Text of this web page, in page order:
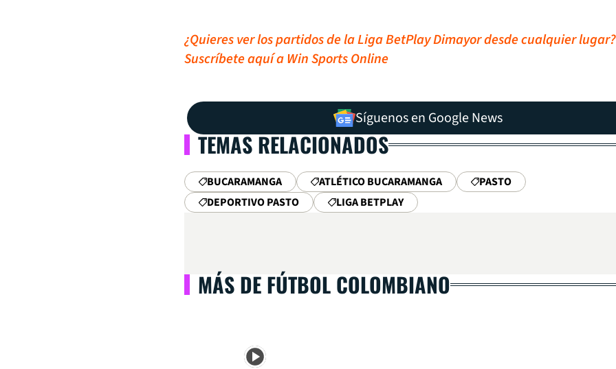
¿Quieres ver los partidos de la Liga BetPlay Dimayor desde cualquier lugar?
Suscríbete aquí a Win Sports Online
Síguenos en Google News
TEMAS RELACIONADOS
BUCARAMANGA ATLÉTICO BUCARAMANGA
PASTO
DEPORTIVO PASTO
LIGA BETPLAY
MÁS DE FÚTBOL COLOMBIANO